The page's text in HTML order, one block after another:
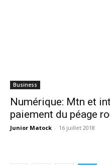
Business
Numérique: Mtn et
paiement du péage
Junior Matock - 16 juillet 2018